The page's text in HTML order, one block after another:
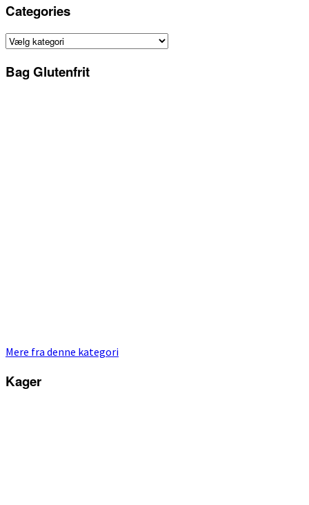
sitet
Categories
Categories
Bag Glutenfrit
Mere fra denne kategori
Kager